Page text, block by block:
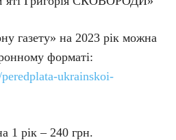
газету» на 2023 рік можна
форматі:
ukrainskoi-
1 рік – 240 грн.